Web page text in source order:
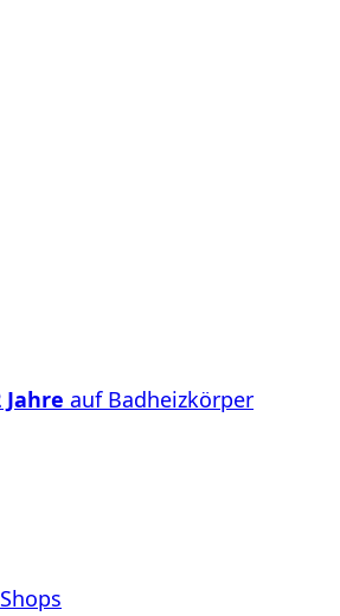
Jahre auf Badheizkörper